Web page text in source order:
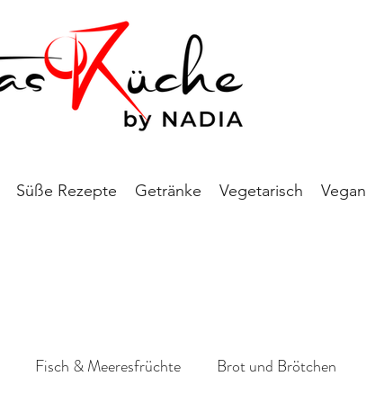
Süße Rezepte Getränke Vegetarisch Vegan
Fisch & Meeresfrüchte Brot und Brötchen